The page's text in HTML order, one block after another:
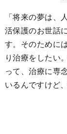
「将来の夢は、
活保護のお世話
す。そのために
り治療をしたい
って、治療に専
いるんですけど